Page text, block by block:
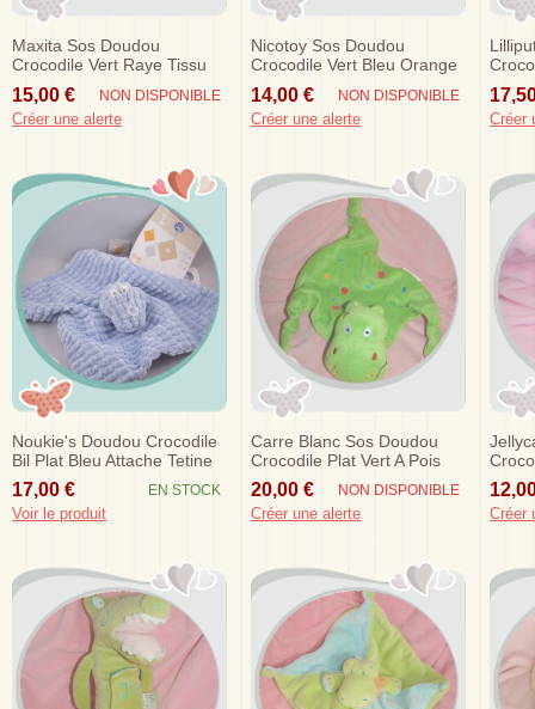
Maxita Sos Doudou
Crocodile Vert Raye Tissu
Bavoir A Broder
15,00 € NON DISPONIBLE
Créer une alerte
Nicotoy Sos Doudou
Crocodile Vert Bleu Orange
14,00 € NON DISPONIBLE
Créer une alerte
Blanc
Créer
Noukie's Doudou Crocodile
Bil Plat Bleu Attache Tetine
17,00 € EN STOCK
Voir le produit
Carre Blanc Sos Doudou
Crocodile Plat Vert A Pois
Noeud
20,00 € NON DISPONIBLE
Créer une alerte Créer